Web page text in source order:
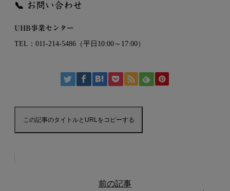
📞 お問い合わせ
UHB事業センター
TEL：011‑214‑5486（平日10:00～17:00）
この記事のタイトルとURLをコピーする
前の記事